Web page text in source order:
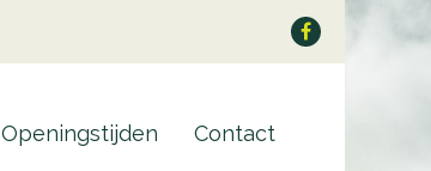
Openingstijden Contact